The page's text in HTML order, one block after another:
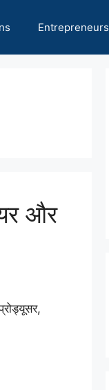
Entrepreneurs
और